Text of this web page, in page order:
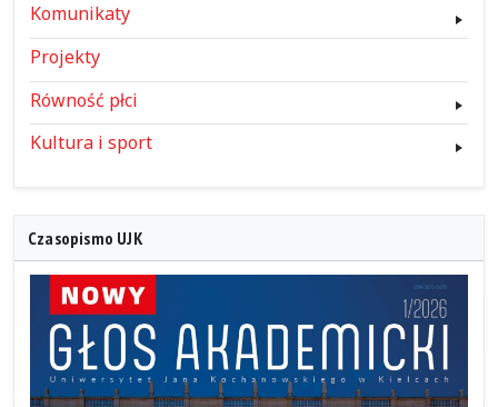
Komunikaty
Projekty
Równość płci
Kultura i sport
Czasopismo UJK